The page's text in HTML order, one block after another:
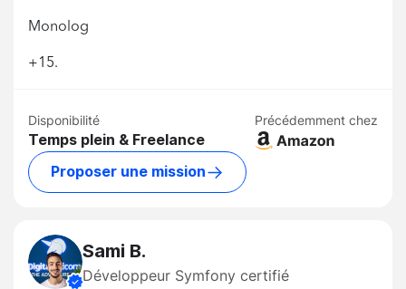
Monolog
+15.
Disponibilité
Temps plein & Freelance
Précédemment chez
Proposer une mission
Sami B.
Développeur Symfony certifié